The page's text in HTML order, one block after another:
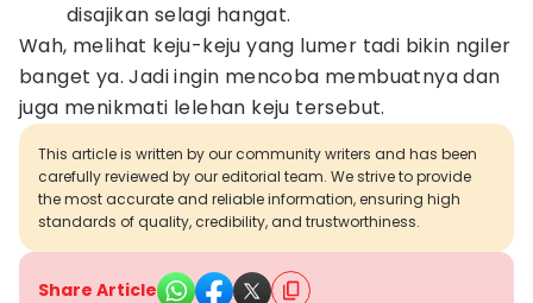
disajikan selagi hangat.
Wah, melihat keju-keju yang lumer tadi bikin ngiler
banget ya. Jadi ingin mencoba membuatnya dan
juga menikmati lelehan keju tersebut.
This article is written by our community writers and has been
carefully reviewed by our editorial team. We strive to provide
the most accurate and reliable information, ensuring high
standards of quality, credibility, and trustworthiness.
Share Article